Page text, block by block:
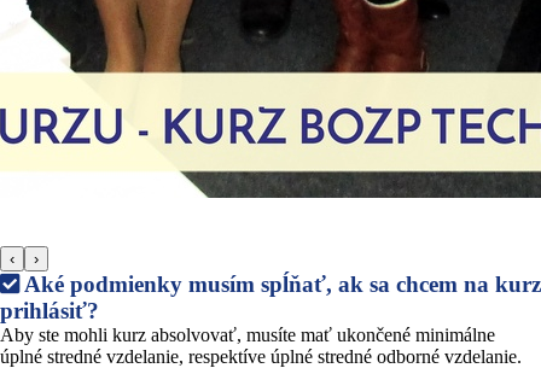
‹ ›
Aké podmienky musím spĺňať, ak sa chcem na kurz
prihlásiť?
Aby ste mohli kurz absolvovať, musíte mať ukončené minimálne
úplné stredné vzdelanie, respektíve úplné stredné odborné vzdelanie.